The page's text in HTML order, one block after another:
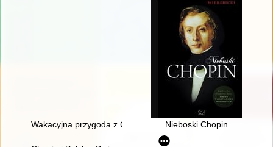
Wakacyjna przygoda z Chopinem" w Muzeum Niepodległości
Nieboski Chopin